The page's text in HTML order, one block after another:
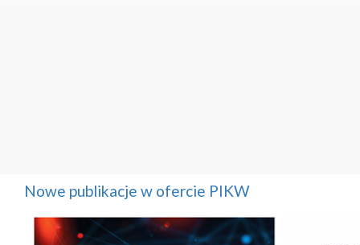
Nowe publikacje w ofercie PIKW